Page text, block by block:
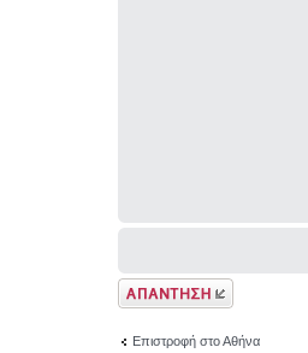
Δημιουργία
απάντησης
Επιστροφή στο Αθήνα